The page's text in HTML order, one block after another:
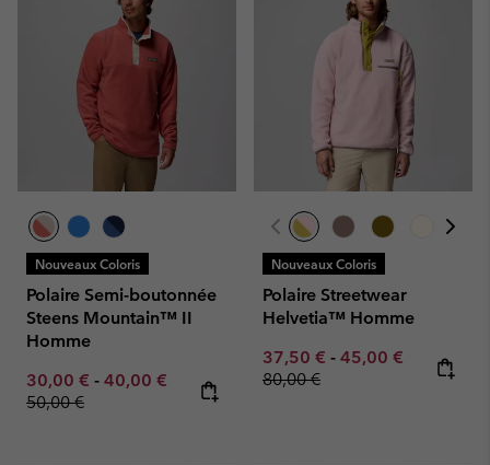
Nouveaux Coloris
Polaire Semi-boutonnée
Steens Mountain™ II
Homme
Minimum sale price:
30,00 € - Maximum sale price:
40,00 € Regular price:
50,00 €
Nouveaux Coloris
Polaire Streetwear
Helvetia™ Homme
Minimum sale price:
37,50 € - Maximum sale
45,00 € Regular
80,00 €